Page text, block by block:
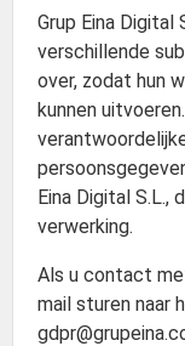
Grup Eina Digital
verschillende
over, zodat hun
kunnen
Eina Digital S.L.,
verwerking.
Als u contact
mail sturen naar